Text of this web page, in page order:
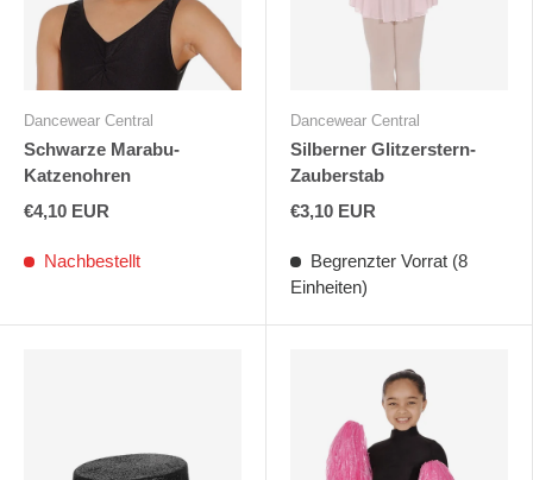
Dancewear Central
Schwarze Marabu-
Katzenohren
€4,10 EUR
Nachbestellt
Dancewear Central
Silberner Glitzerstern-
Zauberstab
€3,10 EUR
Begrenzter Vorrat (8
Einheiten)